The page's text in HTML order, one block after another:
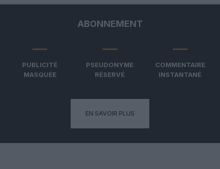
ABONNEMENT
PUBLICITÉ
MASQUÉE
PSEUDONYME
RÉSERVÉ
COMMENTAIRE
INSTANTANÉ
EN SAVOIR PLUS